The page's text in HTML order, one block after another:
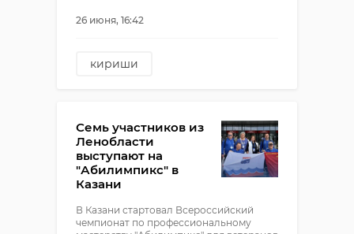
26 июня, 16:42
кириши
Семь участников из
Ленобласти
выступают на
"Абилимпикс" в
Казани
В Казани стартовал Всероссийский
чемпионат по профессиональному